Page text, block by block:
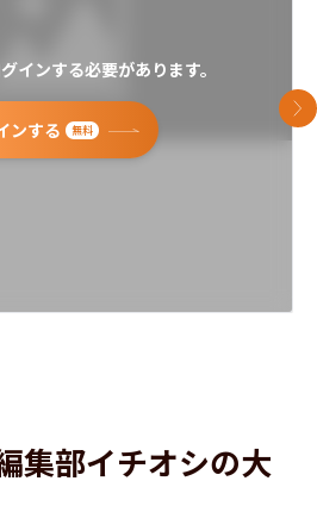
インする必要があります。
ンする 無料
次
集部イチオシの大